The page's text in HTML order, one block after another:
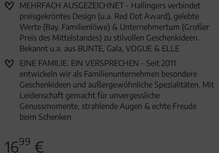
MEHRFACH AUSGEZEICHNET - Hallingers verbindet
preisgekröntes Design (u.a. Red Dot Award), gelebte
Werte (Bay. Familienlöwe) & Unternehmertum (Großer
Preis des Mittelstandes) zu stilvollen Geschenkideen.
Bekannt u.a. aus BUNTE, Gala, VOGUE & ELLE
EINE FAMILIE. EIN VERSPRECHEN - Seit 2011
entwickeln wir als Familienunternehmen besondere
Geschenkideen und außergewöhnliche Spezialitäten. Mit
Leidenschaft gemacht für unvergessliche
Genussmomente, strahlende Augen & echte Freude
beim Schenken
1699 €